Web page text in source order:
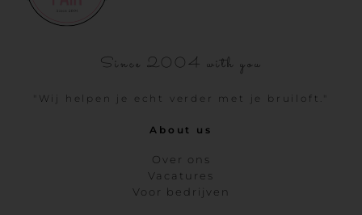
Since 2004 with you
"Wij helpen je echt verder met je bruiloft."
About us
Over ons
Vacatures
Voor bedrijven